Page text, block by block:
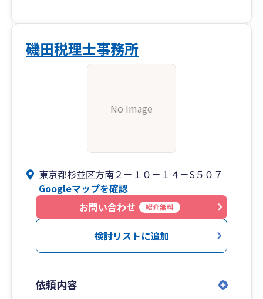
磯田税理士事務所
No Image
東京都杉並区方南２－１０－１４－S５０７
Googleマップを確認
お問い合わせ
紹介無料
検討リストに追加
依頼内容